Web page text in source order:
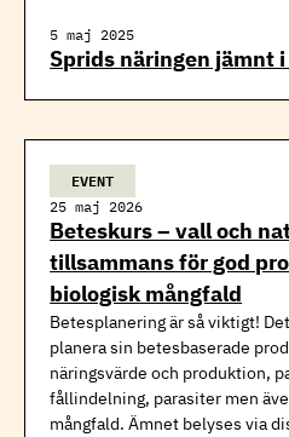
5 maj 2025
Sprids näringen jämnt
EVENT
25 maj 2026
Beteskurs – vall och
tillsammans för god
biologisk mångfald
Betesplanering är så viktigt!
planera sin betesbaserade
näringsvärde och produktion,
fållindelning, parasiter men
mångfald. Ämnet belyses via